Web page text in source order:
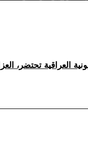
العراقية تحتضر،